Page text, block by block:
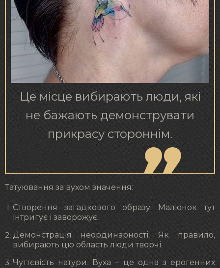
Це місце вибирають люди, які
не бажають демонструвати
прикрасу стороннім.
Татуювання за вухом значення:
Створення загадкового образу. Малюнок тут
інтригує і заворожує.
Демонстрація неординарності. Як правило,
вибирають цю область люди творчі.
Чуттєвість натури. Вуха – це одна з ерогенних